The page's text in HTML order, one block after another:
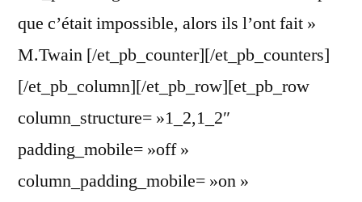
que c’était impossible, alors ils l’ont fait »
M.Twain [/et_pb_counter][/et_pb_counters]
[/et_pb_column][/et_pb_row][et_pb_row
column_structure= »1_2,1_2″
padding_mobile= »off »
column_padding_mobile= »on »